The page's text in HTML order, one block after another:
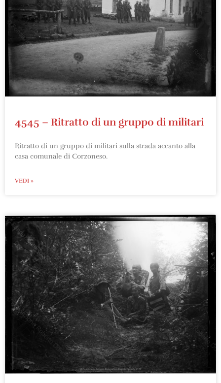
4545 – Ritratto di un gruppo di militari
Ritratto di un gruppo di militari sulla strada accanto alla
casa comunale di Corzoneso.
VEDI »